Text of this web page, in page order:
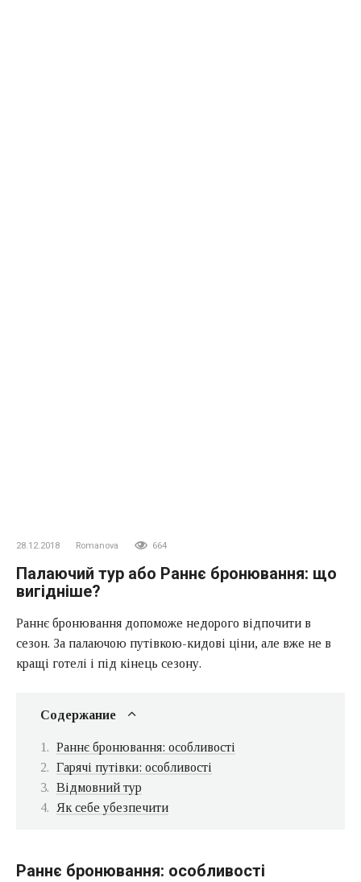
28.12.2018 Romanova 664
Палаючий тур або Раннє бронювання: що
вигідніше?
Раннє бронювання допоможе недорого відпочити в
сезон. За палаючою путівкою-кидові ціни, але вже не в
кращі готелі і під кінець сезону.
Содержание
Раннє бронювання: особливості
Гарячі путівки: особливості
Відмовний тур
Як себе убезпечити
Раннє бронювання: особливості